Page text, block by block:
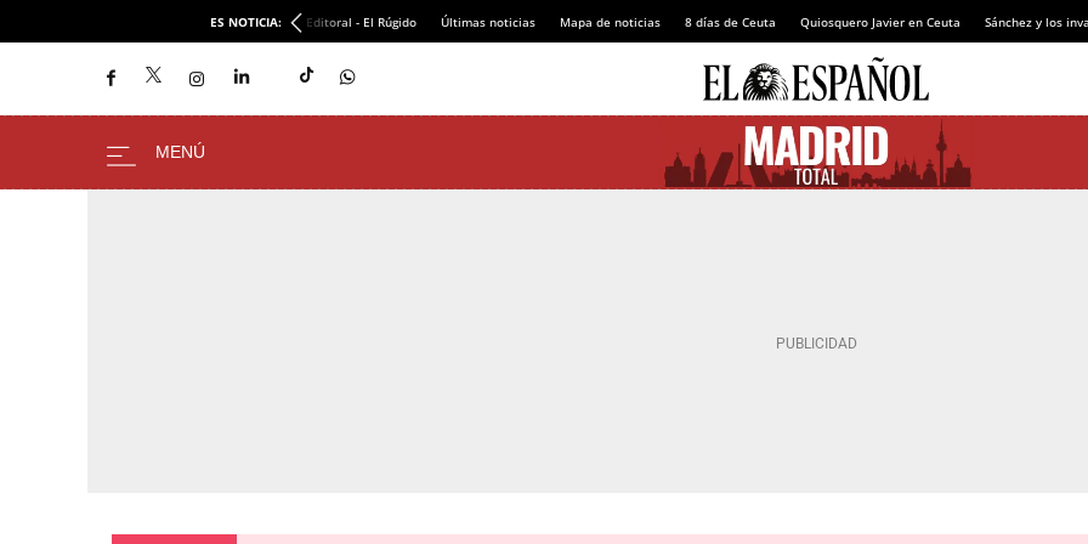
ES NOTICIA: Editoral - El Rúgido Últimas noticias Mapa de noticias 8 días de Ceuta Quiosquero Javier en Ceuta Sánchez y los